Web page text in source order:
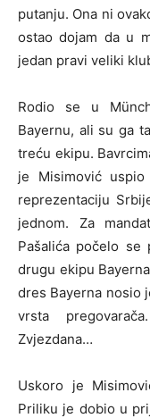
putanju. Ona ni
ostao dojam da u
jedan pravi veliki
Rodio se u
Bayernu, ali su ga
treću ekipu.
je Misimović
reprezentaciju
jednom. Za
Pašalića počelo
drugu ekipu
dres Bayerna nosio
vrsta
Zvjezdana…
Uskoro je
Priliku je dobio u